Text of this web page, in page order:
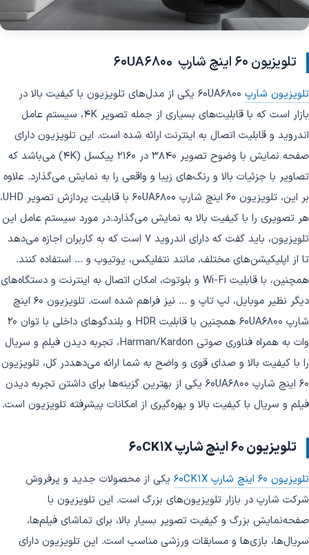
تلویزیون 60 اینچ شارپ 60UA680 0
تلویزیون شارپ
60UA6800 یکی از مدل‌های تلویزیون با کیفیت بالا در
بازار است که با قابلیت‌های بسیاری از جمله تصویر 4K، سیستم عامل
اندروید و قابلیت اتصال به اینترنت ارائه شده است. این تلویزیون دارای
صفحه نمایش با وضوح تصویر 3840 در 2160 پیکسل (4K) می‌باشد که
تصاویر با جزئیات بالا و رنگ‌های زیبا و واقعی را به نمایش می‌گذارد. علاوه
بر این، تلویزیون 60 اینچ شارپ 60UA6800 با قابلیت پردازش تصویر UHD،
هر تصویری را با کیفیت بالا به نمایش می‌گذارد.در مورد سیستم عامل این
تلویزیون، باید گفت که دارای اندروید 7 است که به کاربران اجازه می‌دهد
تا از اپلیکیشن‌های مختلف، مانند نتفلیکس، یوتیوب و ... استفاده کنند.
همچنین، با قابلیت Wi-Fi و بلوتوث، امکان اتصال به اینترنت و دستگاه‌های
دیگر نظیر موبایل، لپ تاپ و ... نیز فراهم شده است. تلویزیون 60 اینچ
شارپ 60UA6800 همچنین با قابلیت HDR و بلندگو‌های داخلی با توان 20
وات به همراه فناوری صوتی Harman/Kardon، تجربه دیدن فیلم و سریال
را با کیفیت بالا و صدای قوی و واضح به شما ارائه می‌دهددر کل، تلویزیون
60 اینچ شارپ 60UA6800 یکی از بهترین گزینه‌ها برای داشتن تجربه دیدن
فیلم و سریال با کیفیت بالا و بهره‌گیری از امکانات پیشرفته تلویزیون است.
تلویزیون 60 اینچ شارپ 60CK1X
تلویزیون 60 اینچ شارپ 60CK1X
یکی از محصولات جدید و پرفروش
شرکت شارپ در بازار تلویزیون‌های بزرگ است. این تلویزیون با
صفحه‌نمایش بزرگ و کیفیت تصویر بسیار بالا، برای تماشای فیلم‌ها،
سریال‌ها، بازی‌ها و مسابقات ورزشی مناسب است. این تلویزیون دارای